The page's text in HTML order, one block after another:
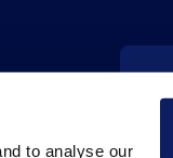
to analyse our